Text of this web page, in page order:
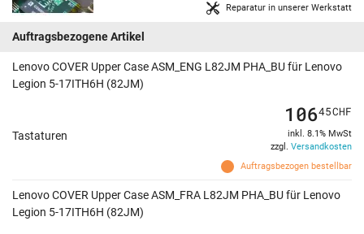
Reparatur in unserer Werkstatt
Auftragsbezogene Artikel
Lenovo COVER Upper Case ASM_ENG L82JM PHA_BU für Lenovo
Legion 5-17ITH6H (82JM)
Tastaturen
Auftragsbezogen bestellbar
10645CHF
inkl. 8.1% MwSt
zzgl. Versandkosten
Lenovo COVER Upper Case ASM_FRA L82JM PHA_BU für Lenovo
Legion 5-17ITH6H (82JM)